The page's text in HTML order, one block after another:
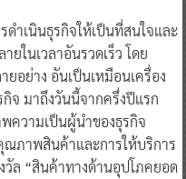
ำเนินธุรกิจให้เป็นที่สนใจและ
ในเวลาอันรวดเร็ว โดย
อย่าง อันเป็นเหมือนเครื่อง
จ มาถึงวันนี้จากครึ่งปีแรก
ความเป็นผู้นำของธุรกิจ
ณภาพสินค้าและการให้บริการ
วัล “สินค้าทางด้านอุปโภคยอด